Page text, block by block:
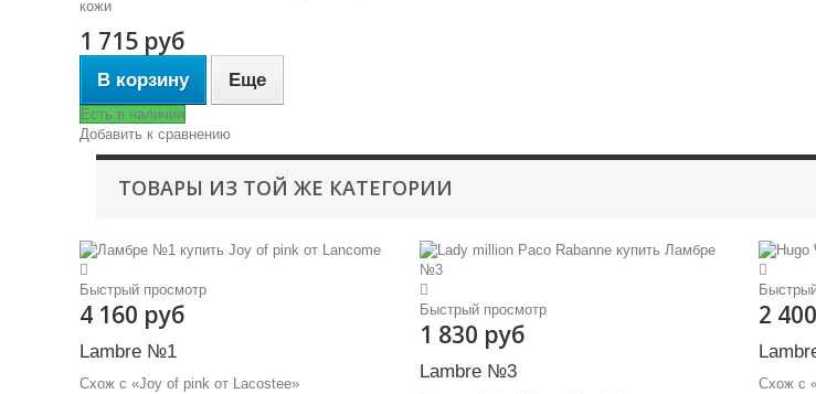
кожи
1 715 руб
В корзину Еще
Есть в наличии
Добавить к сравнению
ТОВАРЫ ИЗ ТОЙ ЖЕ КАТЕГОРИИ
Быстрый просмотр
4 160 руб
Lambre №1
Схож с «Joy of pink от Lacostee»
Быстрый просмотр
1 830 руб
Lambre №3
2
Схож с